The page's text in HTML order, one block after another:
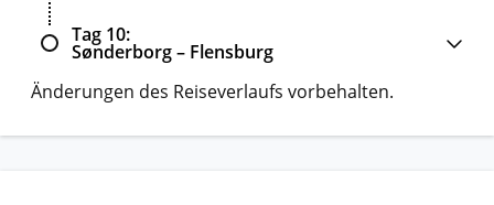
Tag 10
Sønderborg – Flensburg
Änderungen des Reiseverlaufs vorbehalten.